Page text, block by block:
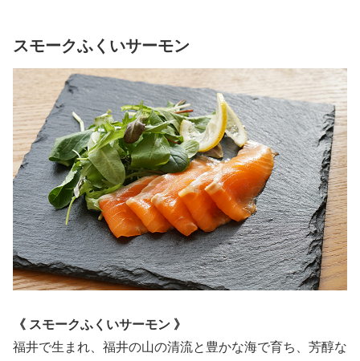
スモークふくいサーモン
《 スモークふくいサーモン 》
福井で生まれ、福井の山の清流と豊かな海で育ち、芳醇な